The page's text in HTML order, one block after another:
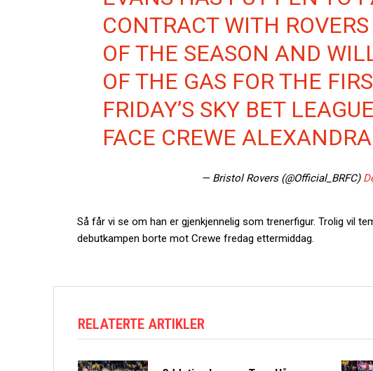
CONTRACT WITH
OF THE SEASON AND
OF THE GAS FOR THE
FRIDAY’S SKY BET
FACE CREWE
— Bristol Rovers (@Official_BRFC)
Så får vi se om han er gjenkjennelig som trenerfigur. Trolig vil
debutkampen borte mot Crewe fredag ettermiddag.
RELATERTE ARTIKLER